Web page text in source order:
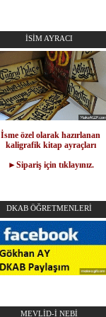
İSİM AYRACI
İsme özel olarak hazırlanan
kaligrafik kitap ayraçları
►Sipariş için tıklayınız.
DKAB ÖĞRETMENLERİ
MEVLİD-İ NEBİ